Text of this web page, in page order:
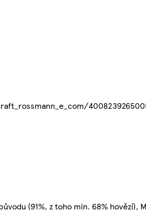
(91%, z toho min. 68%